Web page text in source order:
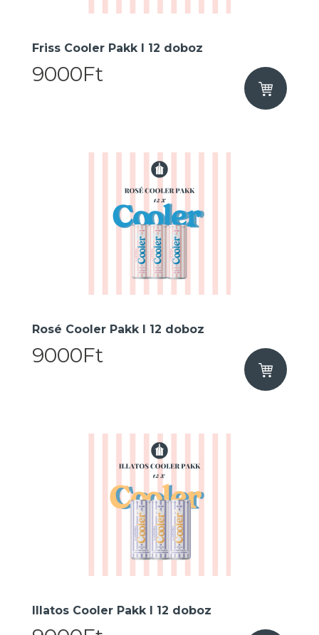
Friss Cooler Pakk I 12 doboz
9000Ft
Rosé Cooler Pakk I 12 doboz
9000Ft
Illatos Cooler Pakk I 12 doboz